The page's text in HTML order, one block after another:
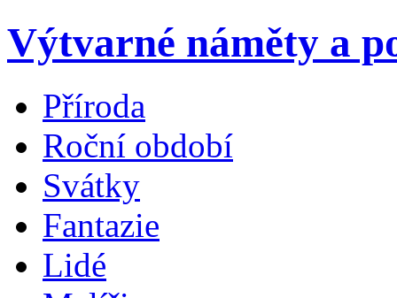
Výtvarné náměty a
Příroda
Roční období
Svátky
Fantazie
Lidé